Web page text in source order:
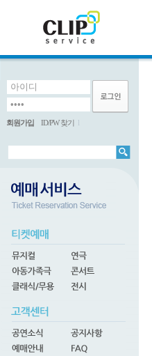
회원가입 ID/PW 찾기